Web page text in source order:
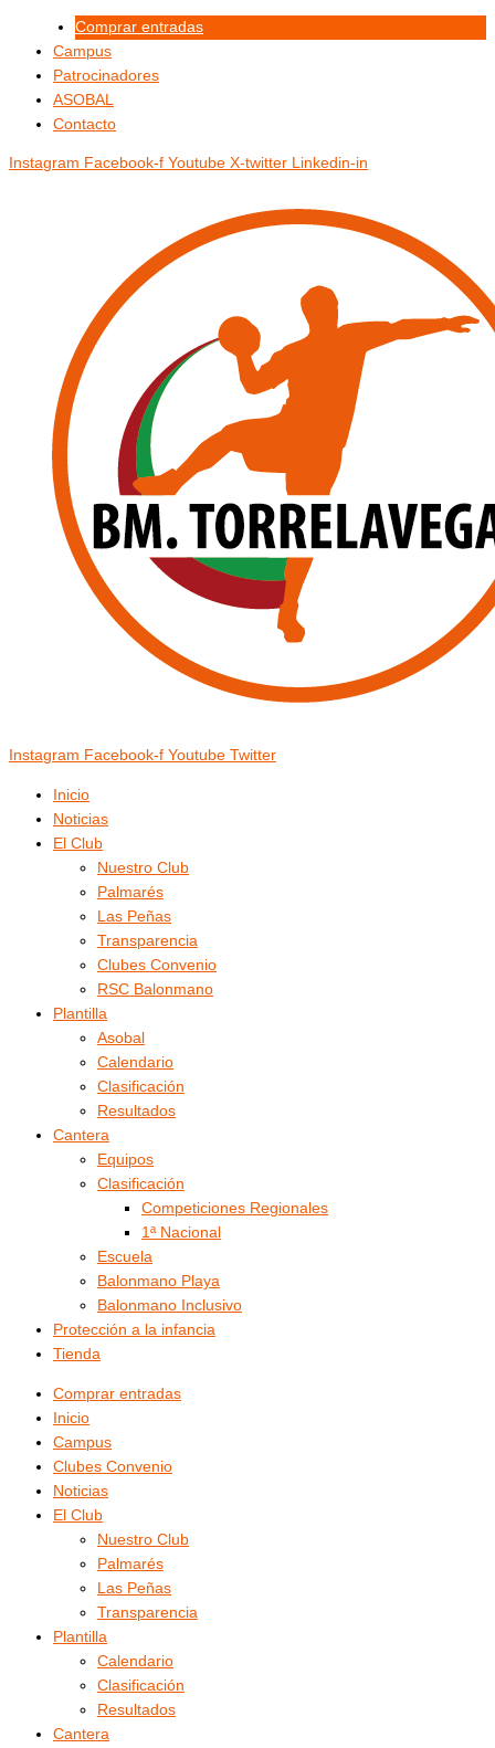
contenido
Comprar entradas
Campus
Patrocinadores
ASOBAL
Contacto
Instagram Facebook-f Youtube X-twitter Linkedin-in
Instagram Facebook-f Youtube Twitter
Inicio
Noticias
El Club
Nuestro Club
Palmarés
Las Peñas
Transparencia
Clubes Convenio
RSC Balonmano
Plantilla
Asobal
Calendario
Clasificación
Resultados
Cantera
Equipos
Clasificación
Competiciones Regionales
1ª Nacional
Escuela
Balonmano Playa
Balonmano Inclusivo
Protección a la infancia
Tienda
Comprar entradas
Inicio
Campus
Clubes Convenio
Noticias
El Club
Nuestro Club
Palmarés
Las Peñas
Transparencia
Plantilla
Calendario
Clasificación
Resultados
Cantera